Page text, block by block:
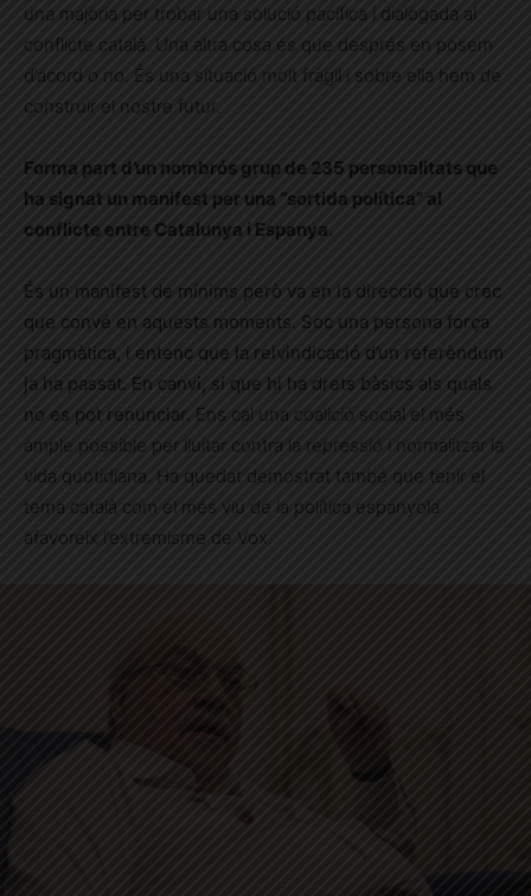
una majoria per trobar una solució pacífica i dialogada al
conflicte català. Una altra cosa és que després en posem
d’acord o no. És una situació molt fràgil i sobre ella hem de
construir el nostre futur.
Forma part d’un nombrós grup de 235 personalitats que
ha signat un manifest per una “sortida política” al
conflicte entre Catalunya i Espanya.
És un manifest de mínims però va en la direcció que crec
que convé en aquests moments. Soc una persona força
pragmàtica, i entenc que la reivindicació d’un referèndum
ja ha passat. En canvi, sí que hi ha drets bàsics als quals
no es pot renunciar. Ens cal una coalició social el més
ample possible per lluitar contra la repressió i normalitzar la
vida quotidiana. Ha quedat demostrat també que tenir el
tema català com el més viu de la política espanyola
afavoreix l’extremisme de Vox.